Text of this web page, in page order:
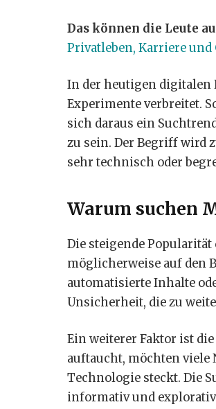
Das können die Leute
Privatleben, Karriere und
In der heutigen digitalen
Experimente verbreitet.
sich daraus ein
zu sein. Der Begriff wird
sehr technisch oder
Warum suchen
Die steigende
möglicherweise auf den
automatisierte Inhalte
Unsicherheit, die zu
Ein weiterer Faktor ist
auftaucht, möchten viele
Technologie steckt. Die
informativ und